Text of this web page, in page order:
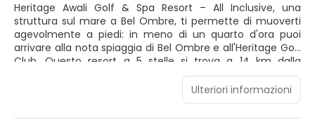
Heritage Awali Golf & Spa Resort – All Inclusive, una
struttura sul mare a Bel Ombre, ti permette di muoverti
agevolmente a piedi: in meno di un quarto d'ora puoi
arrivare alla nota spiaggia di Bel Ombre e all'Heritage Golf
Club. Questo resort a 5 stelle si trova a 14 km dalla
spiaggia di Le Morne e 3,2 km dal Parco Nazionale Black
River Gorges. Rilassati presso la spa con servizi completi,
dove ti attendono massaggi, trattamenti per il corpo e
trattamenti per il viso. Tieniti in forma giocando a golf
Ulteriori informazioni